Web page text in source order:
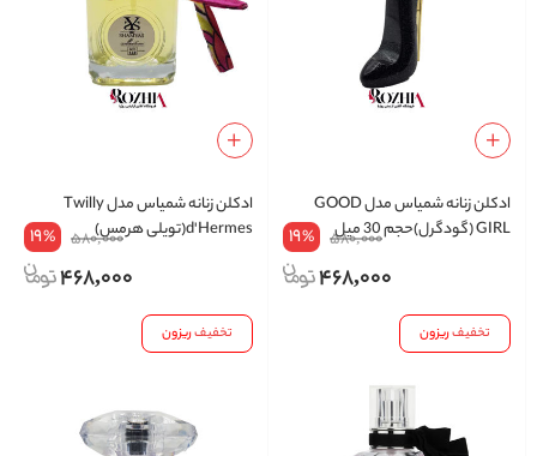
ادکلن زنانه شمیاس مدل GOOD
GIRL (گودگرل)حجم 30 میل
580,000
19%
468,000
ادکلن زنانه شمیاس مدل Twilly
d'Hermes(تویلی هرمس)
580,000
19%
468,000
تخفیفریزون تخفیفریزون